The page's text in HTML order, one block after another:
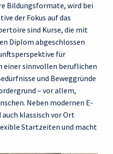
Bildungsformate, wird bei
der Fokus auf das
sind Kurse, die mit
Diplom abgeschlossen
für
einer sinnvollen beruflichen
und Beweggründe
– vor allem,
Neben modernen E-
auch klassisch vor Ort
Startzeiten und macht